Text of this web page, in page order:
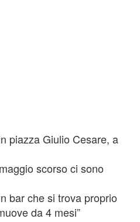
piazza Giulio Cesare, a
scorso ci sono
bar che si trova proprio
da 4 mesi”